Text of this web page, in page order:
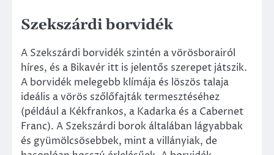
Szekszárdi borvidék
A Szekszárdi borvidék szintén a vörösborairól
híres, és a Bikavér itt is jelentős szerepet játszik.
A borvidék melegebb klímája és löszös talaja
ideális a vörös szőlőfajták termesztéséhez
(például a Kékfrankos, a Kadarka és a Cabernet
Franc). A Szekszárdi borok általában lágyabbak
és gyümölcsösebbek, mint a villányiak, de